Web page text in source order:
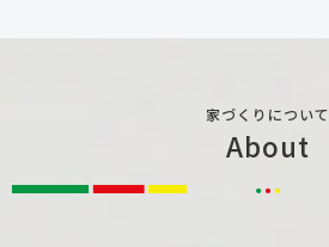
家づくりについて
About